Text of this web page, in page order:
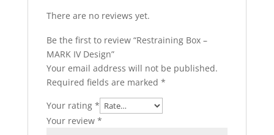
There are no reviews yet.
Be the first to review “Restraining Box –
MARK IV Design”
Your email address will not be published.
Required fields are marked *
Your rating *
Your review *